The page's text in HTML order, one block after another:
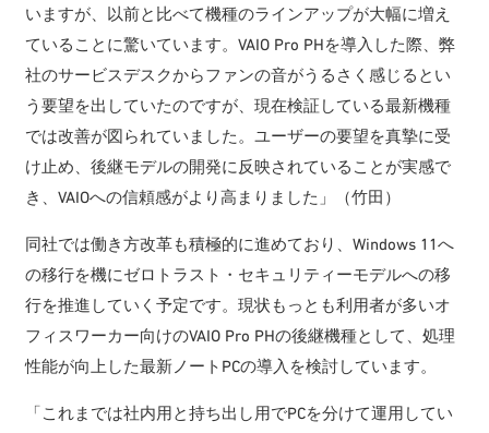
いますが、以前と比べて機種のラインアップが大幅に増え
ていることに驚いています。VAIO Pro PHを導入した際、弊
社のサービスデスクからファンの音がうるさく感じるとい
う要望を出していたのですが、現在検証している最新機種
では改善が図られていました。ユーザーの要望を真摯に受
け止め、後継モデルの開発に反映されていることが実感で
き、VAIOへの信頼感がより高まりました」（竹田）
同社では働き方改革も積極的に進めており、Windows 11へ
の移行を機にゼロトラスト・セキュリティーモデルへの移
行を推進していく予定です。現状もっとも利用者が多いオ
フィスワーカー向けのVAIO Pro PHの後継機種として、処理
性能が向上した最新ノートPCの導入を検討しています。
「これまでは社内用と持ち出し用でPCを分けて運用してい